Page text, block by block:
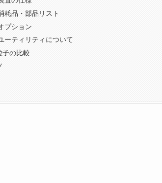
品・部品リスト
ション
ティリティについて
子の比較